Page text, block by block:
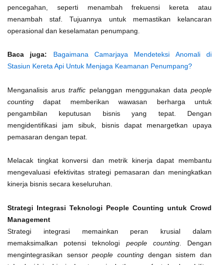
pencegahan, seperti menambah frekuensi kereta atau
menambah staf. Tujuannya untuk memastikan kelancaran
operasional dan keselamatan penumpang.
Baca juga:
Bagaimana Camarjaya Mendeteksi Anomali di
Stasiun Kereta Api Untuk Menjaga Keamanan Penumpang?
Menganalisis arustraffic pelanggan menggunakan datapeople
counting dapat memberikan wawasan berharga untuk
pengambilan keputusan bisnis yang tepat. Dengan
mengidentifikasi jam sibuk, bisnis dapat menargetkan upaya
pemasaran dengan tepat.
Melacak tingkat konversi dan metrik kinerja dapat membantu
mengevaluasi efektivitas strategi pemasaran dan meningkatkan
kinerja bisnis secara keseluruhan.
Strategi Integrasi Teknologi People Counting untuk Crowd
Management
Strategi integrasi memainkan peran krusial dalam
memaksimalkan potensi teknologi people counting. Dengan
mengintegrasikan sensorpeople counting dengan sistem dan